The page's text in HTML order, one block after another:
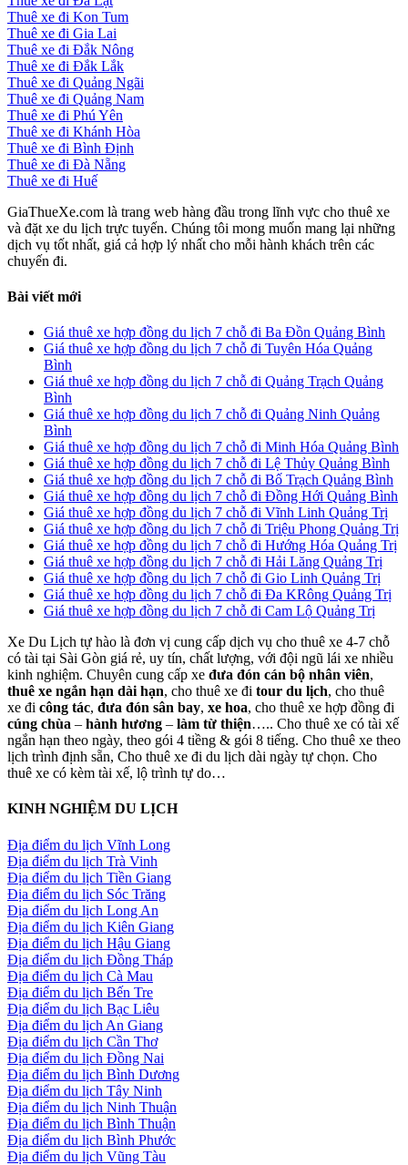
Thuê xe đi Kon Tum
Thuê xe đi Gia Lai
Thuê xe đi Đắk Nông
Thuê xe đi Đắk Lắk
Thuê xe đi Quảng Ngãi
Thuê xe đi Quảng Nam
Thuê xe đi Phú Yên
Thuê xe đi Khánh Hòa
Thuê xe đi Bình Định
Thuê xe đi Đà Nẵng
Thuê xe đi Huế
GiaThueXe.com là trang web hàng đầu trong lĩnh vực cho thuê xe
và đặt xe du lịch trực tuyến. Chúng tôi mong muốn mang lại những
dịch vụ tốt nhất, giá cả hợp lý nhất cho mỗi hành khách trên các
chuyến đi.
Bài viết mới
Giá thuê xe hợp đồng du lịch 7 chỗ đi Ba Đồn Quảng Bình
Giá thuê xe hợp đồng du lịch 7 chỗ đi Tuyên Hóa Quảng
Bình
Giá thuê xe hợp đồng du lịch 7 chỗ đi Quảng Trạch Quảng
Bình
Giá thuê xe hợp đồng du lịch 7 chỗ đi Quảng Ninh Quảng
Bình
Giá thuê xe hợp đồng du lịch 7 chỗ đi Minh Hóa Quảng Bình
Giá thuê xe hợp đồng du lịch 7 chỗ đi Lệ Thủy Quảng Bình
Giá thuê xe hợp đồng du lịch 7 chỗ đi Bố Trạch Quảng Bình
Giá thuê xe hợp đồng du lịch 7 chỗ đi Đồng Hới Quảng Bình
Giá thuê xe hợp đồng du lịch 7 chỗ đi Vĩnh Linh Quảng Trị
Giá thuê xe hợp đồng du lịch 7 chỗ đi Triệu Phong Quảng Trị
Giá thuê xe hợp đồng du lịch 7 chỗ đi Hướng Hóa Quảng Trị
Giá thuê xe hợp đồng du lịch 7 chỗ đi Hải Lăng Quảng Trị
Giá thuê xe hợp đồng du lịch 7 chỗ đi Gio Linh Quảng Trị
Giá thuê xe hợp đồng du lịch 7 chỗ đi Đa KRông Quảng Trị
Giá thuê xe hợp đồng du lịch 7 chỗ đi Cam Lộ Quảng Trị
Xe Du Lịch tự hào là đơn vị cung cấp dịch vụ cho thuê xe 4-7 chỗ
có tài tại Sài Gòn giá rẻ, uy tín, chất lượng, với đội ngũ lái xe nhiều
kinh nghiệm. Chuyên cung cấp xe đưa đón cán bộ nhân viên,
thuê xe ngắn hạn dài hạn, cho thuê xe đi tour du lịch, cho thuê
xe đi công tác, đưa đón sân bay, xe hoa, cho thuê xe hợp đồng đi
cúng chùa – hành hương – làm từ thiện….. Cho thuê xe có tài xế
ngắn hạn theo ngày, theo gói 4 tiềng & gói 8 tiếng. Cho thuê xe theo
lịch trình định sẵn, Cho thuê xe đi du lịch dài ngày tự chọn. Cho
thuê xe có kèm tài xế, lộ trình tự do…
KINH NGHIỆM DU LỊCH
Địa điểm du lịch Vĩnh Long
Địa điểm du lịch Trà Vinh
Địa điểm du lịch Tiền Giang
Địa điểm du lịch Sóc Trăng
Địa điểm du lịch Long An
Địa điểm du lịch Kiên Giang
Địa điểm du lịch Hậu Giang
Địa điểm du lịch Đồng Tháp
Địa điểm du lịch Cà Mau
Địa điểm du lịch Bến Tre
Địa điểm du lịch Bạc Liêu
Địa điểm du lịch An Giang
Địa điểm du lịch Cần Thơ
Địa điểm du lịch Đồng Nai
Địa điểm du lịch Bình Dương
Địa điểm du lịch Tây Ninh
Địa điểm du lịch Ninh Thuận
Địa điểm du lịch Bình Thuận
Địa điểm du lịch Bình Phước
Địa điểm du lịch Vũng Tàu